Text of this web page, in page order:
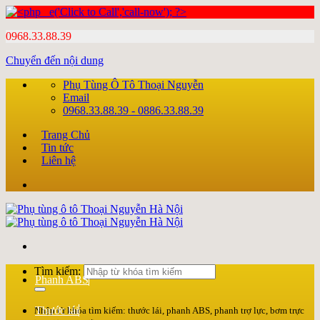
0968.33.88.39
Chuyển đến nội dung
Phụ Tùng Ô Tô Thoại Nguyễn
Email
0968.33.88.39 - 0886.33.88.39
Trang Chủ
Tin tức
Liên hệ
Tìm kiếm:
Nhập từ khóa tìm kiếm: thước lái, phanh ABS, phanh trợ lực, bơm trực
Phanh ABS
Thước lái